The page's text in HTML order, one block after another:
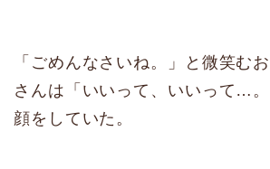
「ごめんなさいね。」と微笑む
さんは「いいって、いいって…
顔をしていた。